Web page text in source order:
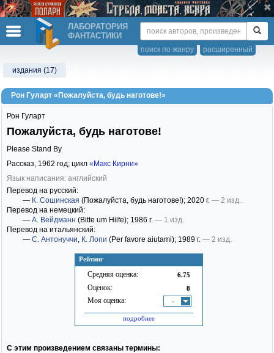
ЛАБОРАТОРИЯ
ФАНТАСТИКИ
расширенный
поиск по жанру
издания (17)
Рон Гуларт «Пожалуйста, будь наготове!»
Рейтинг
Средняя оценка: 6.75
Оценок: 8
Моя оценка: -
подробнее
Рон Гуларт
Пожалуйста, будь наготове!
Please Stand By
Рассказ, 1962 год; цикл «Макс Кирни»
Язык написания: английский
Перевод на русский:
— К. Сошинская (Пожалуйста, будь наготове!); 2020 г. — 2 изд.
Перевод на немецкий:
— А. Вейдманн (Bitte um Hilfe); 1986 г. — 1 изд.
Перевод на итальянский:
— С. Антонуччи, К. Лопи (Per favore aiutami); 1989 г. — 2 изд.
С этим произведением связаны термины: